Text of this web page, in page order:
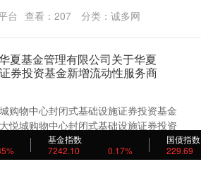
台 查看： 207 分类： 诚多网
夏基金管理有限公司关于华夏
券投资基金新增流动性服务商
购物中心封闭式基础设施证券投资基金
悦城购物中心封闭式基础设施证券投资
：178 分类：诚多网
基金指数
7242.10
0.17%
国债指数
229.69